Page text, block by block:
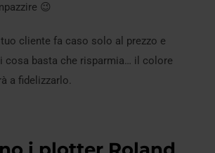
😉
cliente fa caso solo al prezzo e
cosa basta che risparmia… il colore
a fidelizzarlo.